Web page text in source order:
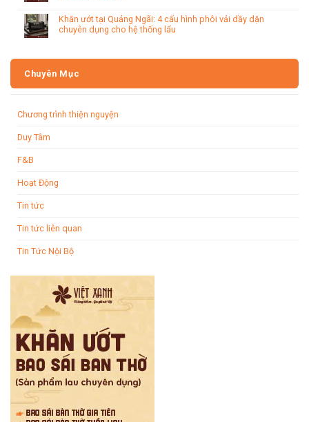
Khăn ướt tại Quảng Ngãi: 4 cấu hình phôi vải dầy dặn
chuyên dụng cho hệ thống lẩu
Chuyên Mục
Chương trình thiện nguyện
Duy Tâm
F&B
Hoạt Động
Tin tức
Tin tức liên quan
Tin Tức Nội Bộ